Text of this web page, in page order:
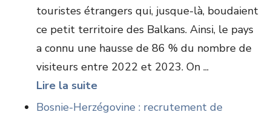
touristes étrangers qui, jusque-là, boudaient
ce petit territoire des Balkans. Ainsi, le pays
a connu une hausse de 86 % du nombre de
visiteurs entre 2022 et 2023. On ...
Lire la suite
Bosnie-Herzégovine : recrutement de